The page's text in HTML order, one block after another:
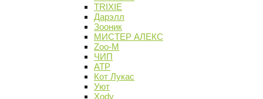
TRIXIE
Дарэлл
Зооник
МИСТЕР АЛЕКС
Zoo-M
ЧИП
АТР
Кот Лукас
Уют
Xody